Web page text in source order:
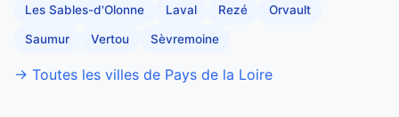
Les Sables-d'Olonne Laval Rezé Orvault
Saumur Vertou Sèvremoine
→ Toutes les villes de Pays de la Loire